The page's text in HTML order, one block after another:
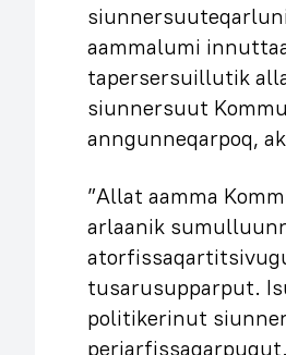
aammalumi
tapersersuillutik
siunnersuut
anngunneqarpoq,
”Allat aamma
arlaanik
tusarusupparput.
politikerinut